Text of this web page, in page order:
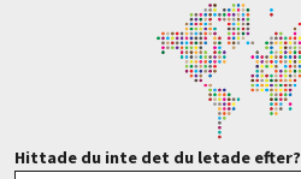
Hittade du inte det du letade efter?